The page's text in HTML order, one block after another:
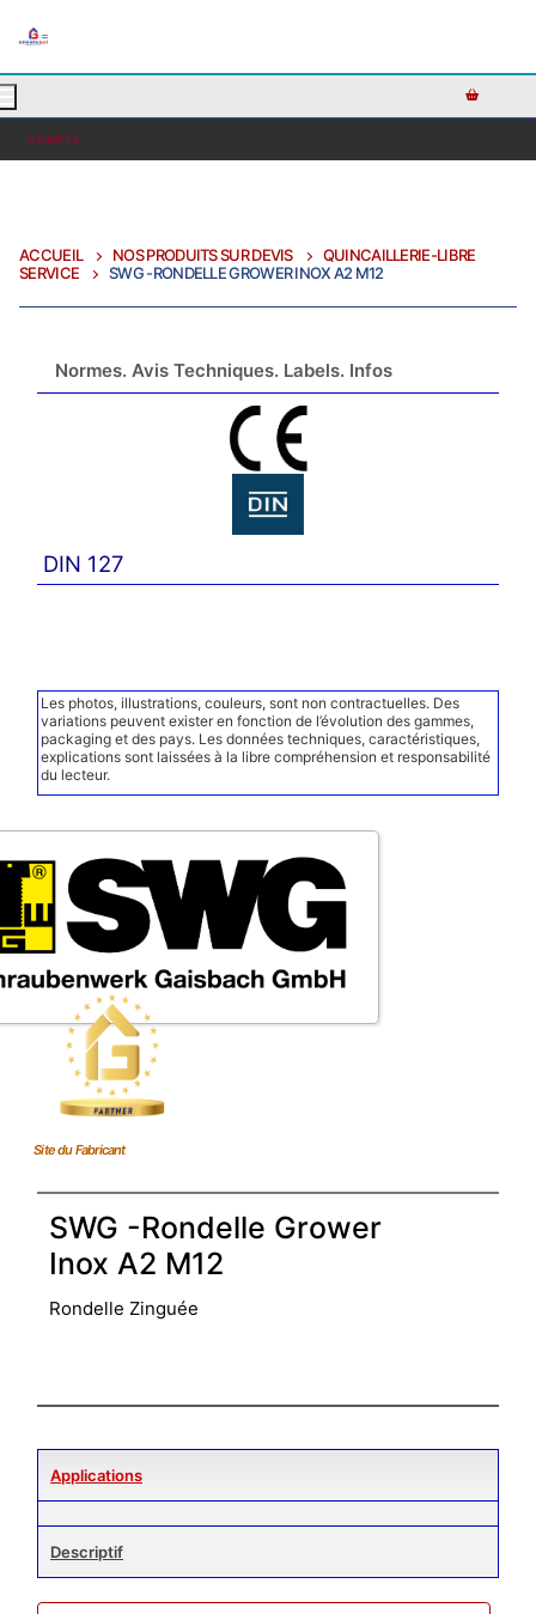
COMPTE
ACCUEIL NOS PRODUITS SUR DEVIS
QUINCAILLERIE-LIBRE
SERVICE
SWG -RONDELLE GROWER INOX A2 M12
Normes. Avis Techniques. Labels. Infos
DIN 127
Les photos, illustrations, couleurs, sont non contractuelles. Des
variations peuvent exister en fonction de l’évolution des gammes,
packaging et des pays. Les données techniques, caractéristiques,
explications sont laissées à la libre compréhension et responsabilité
du lecteur.
Site du Fabricant
SWG -Rondelle Grower
Inox A2 M12
Rondelle Zinguée
Applications
Descriptif